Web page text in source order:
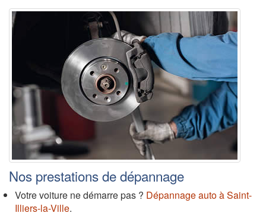
Nos prestations de dépannage
Votre voiture ne démarre pas ? Dépannage auto à Saint-
Illiers-la-Ville.